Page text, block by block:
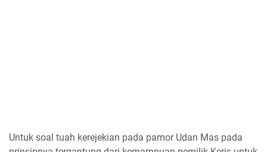
Untuk soal tuah kerejekian pada pamor Udan Mas pada